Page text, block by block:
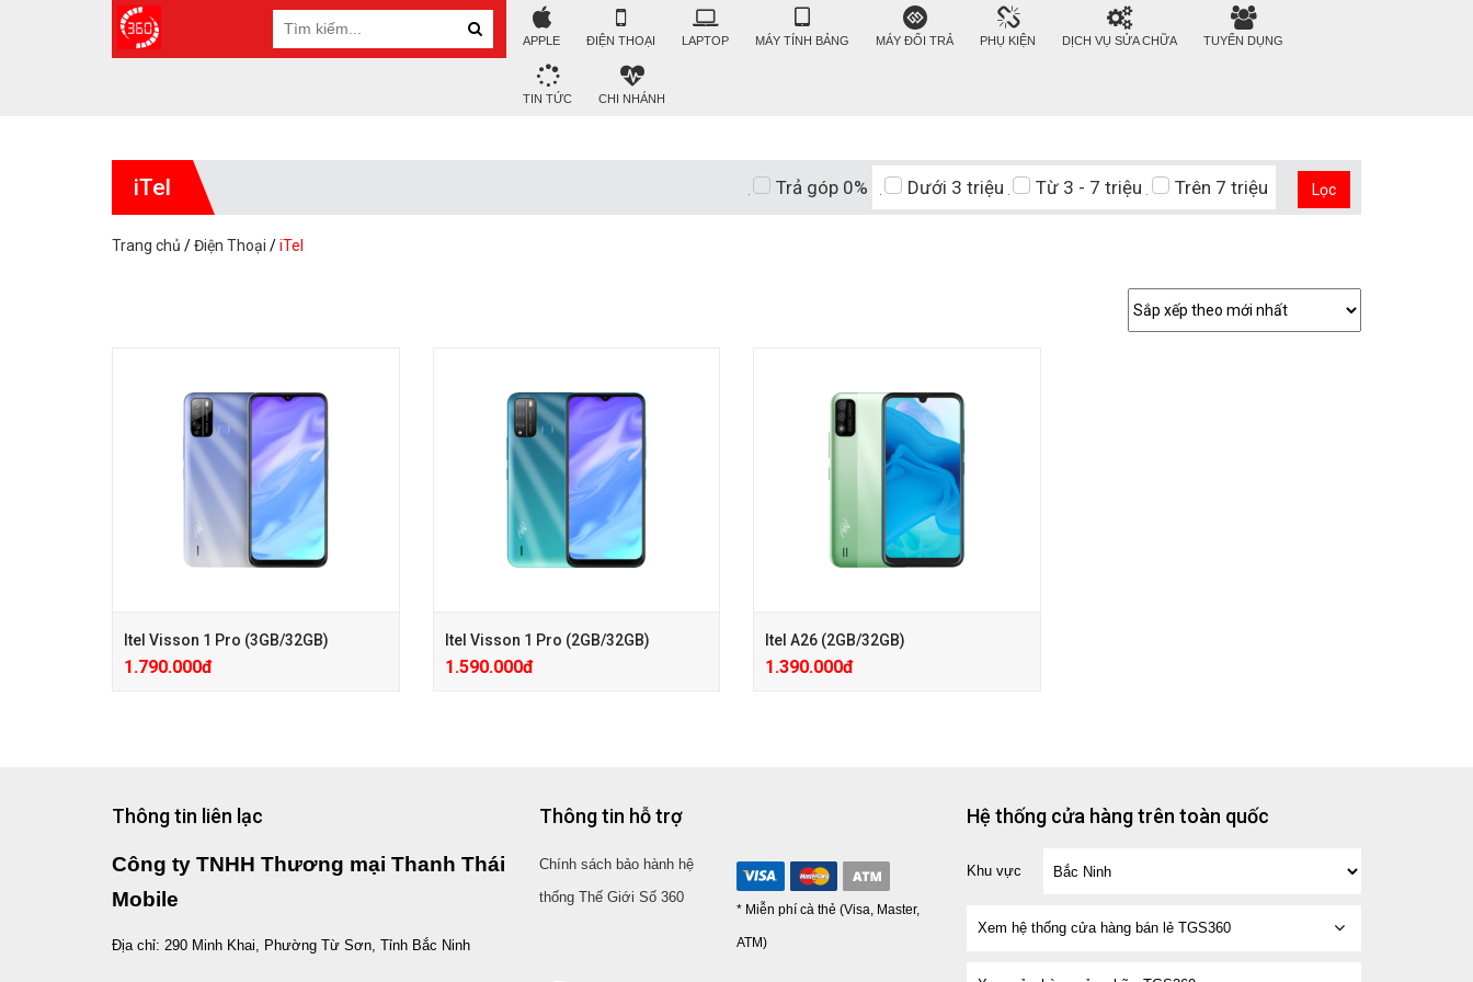
APPLE ĐIỆN THOẠI LAPTOP MÁY TÍNH BẢNG MÁY ĐỔI TRẢ PHỤ KIỆN DỊCH VỤ SỬA CHỮA TUYỂN DỤNG
TIN TỨC CHI NHÁNH
iTel Trả góp 0% Dưới 3 triệu Từ 3 - 7 triệu Trên 7 triệu Lọc
Trang chủ /Điện Thoại /iTel
Itel Visson 1 Pro (3GB/32GB)
1.790.000đ
máy
+ Trả Góp 1%HD, Kredivo 0Đ
+ PMH PK 100.000đ, Ốp lưng kèm theo
+ Tai nghe kèm theo máy
Itel Visson 1 Pro (2GB/32GB)
1.590.000đ
+ Trả Góp 1%HD, Kredivo 0Đ
+ PMH PK 100.000đ, Ốp lưng kèm theo
+ Tai nghe kèm theo máy
Itel A26 (2GB/32GB)
1.390.000đ
+ PMH PK 100.000đ
+ Trả Góp 1%HD, Kredivo 0Đ
Thông tin liên lạc
Công ty TNHH Thương mại Thanh Thái
Mobile
Địa chỉ: 290 Minh Khai, Phường Từ Sơn, Tỉnh Bắc Ninh
Thông tin hỗ trợ
Chính sách bảo hành hệ
thống Thế Giới Số 360
* Miễn phí cà thẻ (Visa, Master,
ATM)
Hệ thống cửa hàng trên toàn quốc
Khu vực
Xem hệ thống cửa hàng bán lẻ TGS360